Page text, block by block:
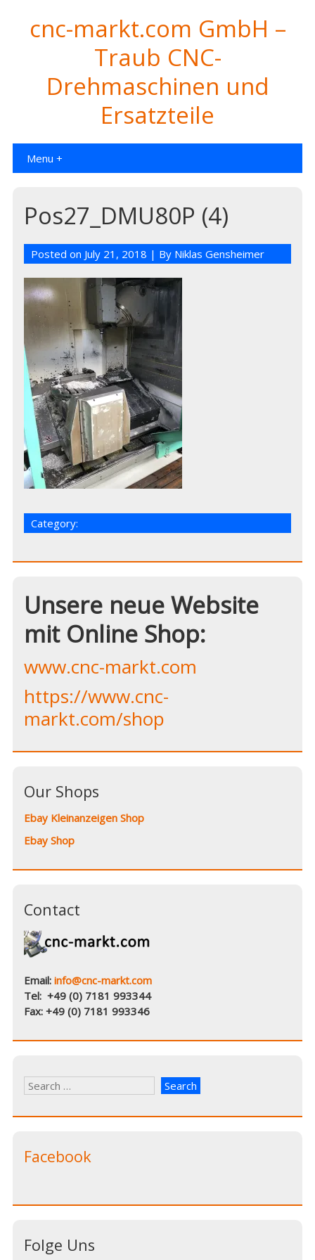
cnc-markt.com GmbH –
Traub CNC-
Drehmaschinen und
Ersatzteile
Menu +
Pos27_DMU80P (4)
Posted on July 21, 2018 | By Niklas Gensheimer
Category:
Unsere neue Website
mit Online Shop:
www.cnc-markt.com
https://www.cnc-
markt.com/shop
Our Shops
Ebay Kleinanzeigen Shop
Ebay Shop
Contact
Email:info@cnc-markt.com
Tel: +49 (0) 7181 993344
Fax: +49 (0) 7181 993346
Facebook
Folge Uns